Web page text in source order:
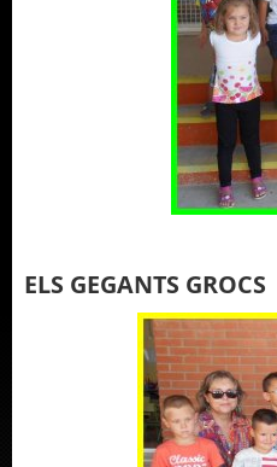
ELS GEGANTS GROCS